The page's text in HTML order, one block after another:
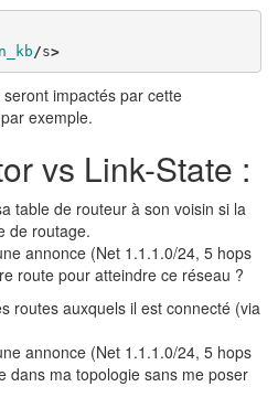
/s>
impactés par cette
exemple.
vs Link-State :
table de routeur à son voisin si la
de routage.
annonce (Net 1.1.1.0/24, 5 hops
route pour atteindre ce réseau ?
routes auxquels il est connecté (via
annonce (Net 1.1.1.0/24, 5 hops
dans ma topologie sans me poser